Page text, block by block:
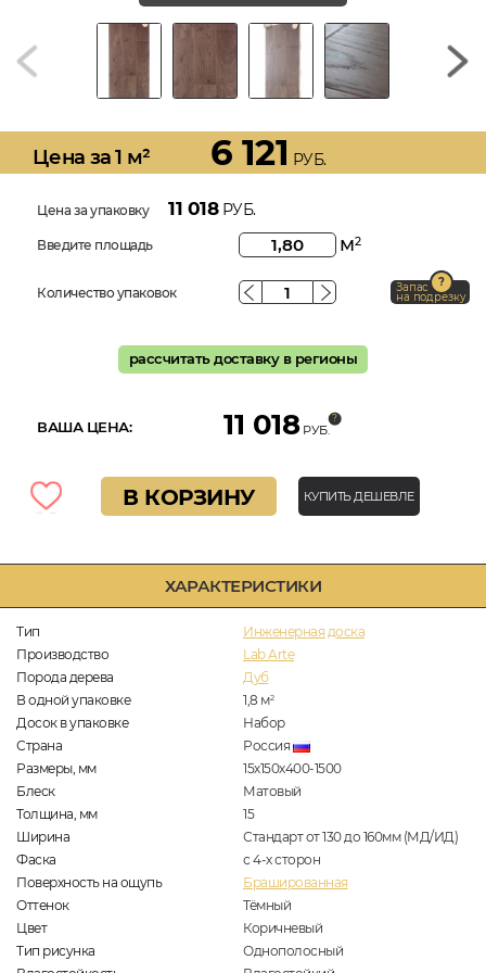
ХАРАКТЕРИСТИКИ
Тип
Инженерная доска
Производство
Lab Arte
Порода дерева
Дуб
В одной упаковке
1,8 м2
Досок в упаковке
Набор
Страна
Россия
Размеры, мм
15х150х400-1500
Блеск
Матовый
Толщина, мм
15
Ширина
Стандарт от 130 до 160мм (МД/ИД)
Фаска
с 4-х сторон
Поверхность на ощупь
Брашированная
Оттенок
Тёмный
Цвет
Коричневый
Тип рисунка
Однополосный
Цена за 1 м² 6 121 РУБ.
Цена за упаковку 11 018РУБ.
Введите площадь м2
Количество упаковок Запас
на подрезку
рассчитать доставку в регионы
ВАША ЦЕНА: 11 018 РУБ.
В КОРЗИНУ КУПИТЬ ДЕШЕВЛЕ